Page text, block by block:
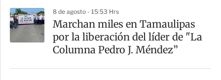
8 de agosto - 15:53 Hrs
Marchan miles en Tamaulipas
por la liberación del líder de "La
Columna Pedro J. Méndez”